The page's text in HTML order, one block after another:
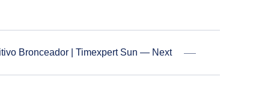
Bronceador | Timexpert Sun — Next